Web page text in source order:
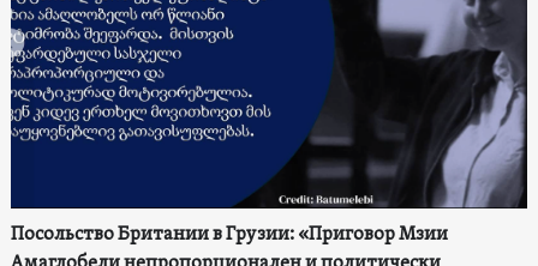
Посольство Британии в Грузии: «Приговор Мзии